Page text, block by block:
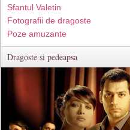
Sfantul Valetin
Fotografii de dragoste
Poze amuzante
Dragoste si pedeapsa